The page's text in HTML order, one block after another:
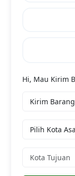
Hi, Mau Kirim